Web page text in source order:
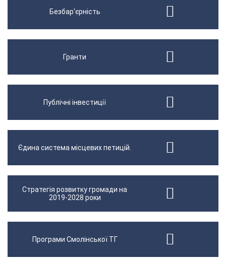
Безбар'єрність
Гранти
Публічні інвестиції
Єдина система місцевих петицій.
Стратегія розвитку громади на
2019-2028 роки
Програми Смолінської ТГ